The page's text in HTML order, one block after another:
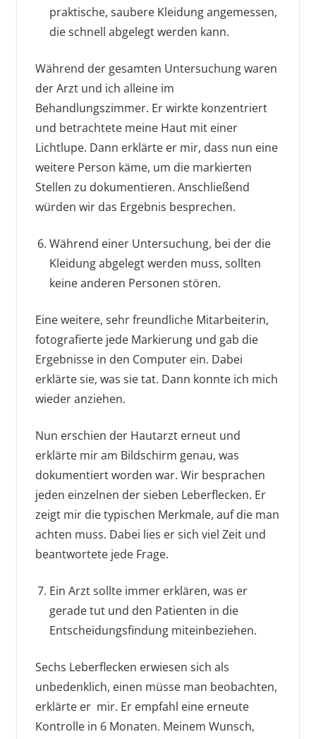
praktische, saubere Kleidung angemessen,
die schnell abgelegt werden kann.
Während der gesamten Untersuchung waren
der Arzt und ich alleine im
Behandlungszimmer. Er wirkte konzentriert
und betrachtete meine Haut mit einer
Lichtlupe. Dann erklärte er mir, dass nun eine
weitere Person käme, um die markierten
Stellen zu dokumentieren. Anschließend
würden wir das Ergebnis besprechen.
Während einer Untersuchung, bei der die
Kleidung abgelegt werden muss, sollten
keine anderen Personen stören.
Eine weitere, sehr freundliche Mitarbeiterin,
fotografierte jede Markierung und gab die
Ergebnisse in den Computer ein. Dabei
erklärte sie, was sie tat. Dann konnte ich mich
wieder anziehen.
Nun erschien der Hautarzt erneut und
erklärte mir am Bildschirm genau, was
dokumentiert worden war. Wir besprachen
jeden einzelnen der sieben Leberflecken. Er
zeigt mir die typischen Merkmale, auf die man
achten muss. Dabei lies er sich viel Zeit und
beantwortete jede Frage.
Ein Arzt sollte immer erklären, was er
gerade tut und den Patienten in die
Entscheidungsfindung miteinbeziehen.
Sechs Leberflecken erwiesen sich als
unbedenklich, einen müsse man beobachten,
erklärte er mir. Er empfahl eine erneute
Kontrolle in 6 Monaten. Meinem Wunsch,